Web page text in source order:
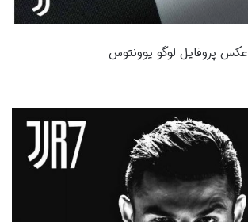
عکس پروفایل لوگو یوونتوس